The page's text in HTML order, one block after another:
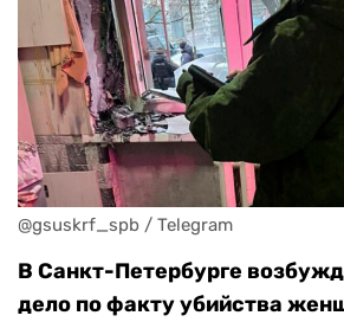
@gsuskrf_spb / Telegram
В Санкт-Петербурге
дело по факту убийства